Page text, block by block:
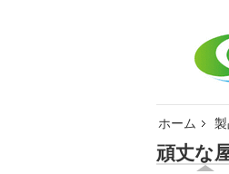
ホーム
頑丈な